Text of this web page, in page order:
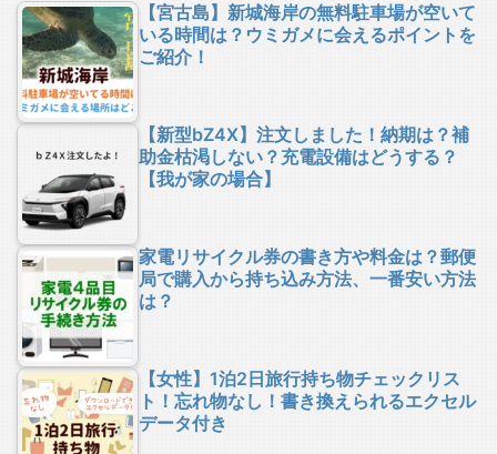
【宮古島】新城海岸の無料駐車場が空いて
いる時間は？ウミガメに会えるポイントを
ご紹介！
【新型bZ4X】注文しました！納期は？補
助金枯渇しない？充電設備はどうする？
【我が家の場合】
家電リサイクル券の書き方や料金は？郵便
局で購入から持ち込み方法、一番安い方法
は？
【女性】1泊2日旅行持ち物チェックリス
ト！忘れ物なし！書き換えられるエクセル
データ付き